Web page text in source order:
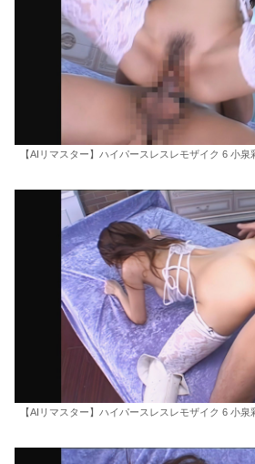
【AIリマスター】ハイパースレスレモザイク 6 小泉
【AIリマスター】ハイパースレスレモザイク 6 小泉